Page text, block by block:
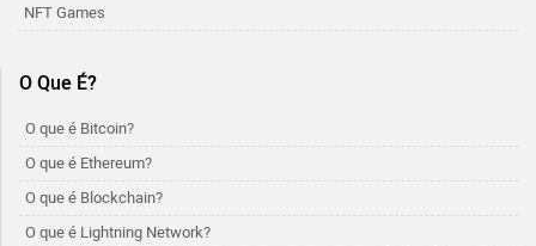
NFT Games
O Que É?
O que é Bitcoin?
O que é Ethereum?
O que é Blockchain?
O que é Lightning Network?